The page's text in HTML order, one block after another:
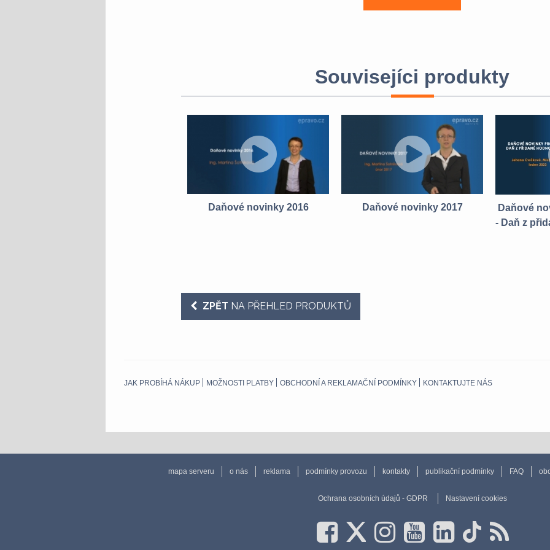
Souvisejíci produkty
Daňové novinky 2016 Daňové novinky 2017
Daňové
- Daň z
ZPĚT NA PŘEHLED PRODUKTŮ
JAK PROBÍHÁ NÁKUP MOŽNOSTI PLATBY OBCHODNÍ A REKLAMAČNÍ PODMÍNKY KONTAKTUJTE NÁS
mapa serveru o nás reklama podmínky provozu kontakty publikační podmínky FAQ
Ochrana osobních údajů - GDPR Nastavení cookies